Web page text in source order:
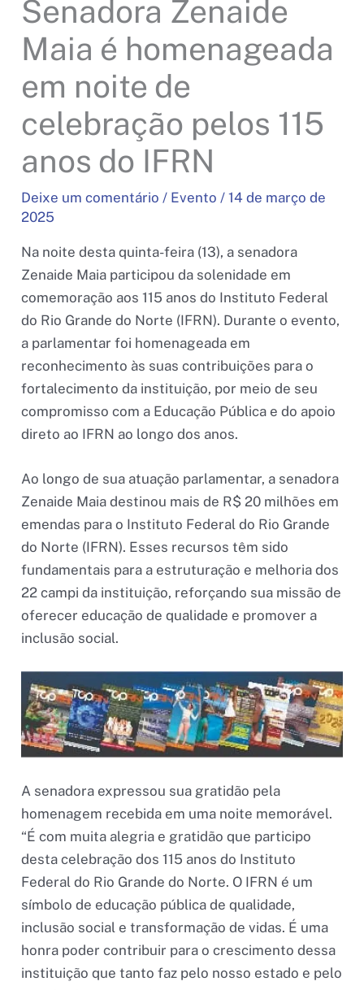
Senadora Zenaide
Maia é homenageada
em noite de
celebração pelos 115
anos do IFRN
Deixe um comentário / Evento /14 de março de
2025
Na noite desta quinta-feira (13), a senadora
Zenaide Maia participou da solenidade em
comemoração aos 115 anos do Instituto Federal
do Rio Grande do Norte (IFRN). Durante o evento,
a parlamentar foi homenageada em
reconhecimento às suas contribuições para o
fortalecimento da instituição, por meio de seu
compromisso com a Educação Pública e do apoio
direto ao IFRN ao longo dos anos.
Ao longo de sua atuação parlamentar, a senadora
Zenaide Maia destinou mais de R$ 20 milhões em
emendas para o Instituto Federal do Rio Grande
do Norte (IFRN). Esses recursos têm sido
fundamentais para a estruturação e melhoria dos
22 campi da instituição, reforçando sua missão de
oferecer educação de qualidade e promover a
inclusão social.
A senadora expressou sua gratidão pela
homenagem recebida em uma noite memorável.
“É com muita alegria e gratidão que participo
desta celebração dos 115 anos do Instituto
Federal do Rio Grande do Norte. O IFRN é um
símbolo de educação pública de qualidade,
inclusão social e transformação de vidas. É uma
honra poder contribuir para o crescimento dessa
instituição que tanto faz pelo nosso estado e pelo